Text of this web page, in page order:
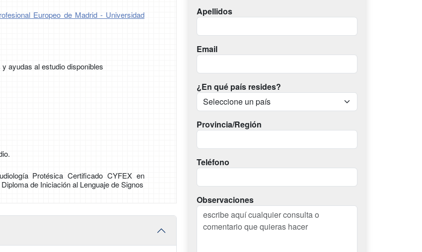
Europeo de Madrid - Universidad
ayudas al estudio disponibles
Protésica Certificado CYFEX en
de Iniciación al Lenguaje de Signos
Apellidos
Email
¿En qué país resides?
Provincia/Región
Teléfono
Observaciones